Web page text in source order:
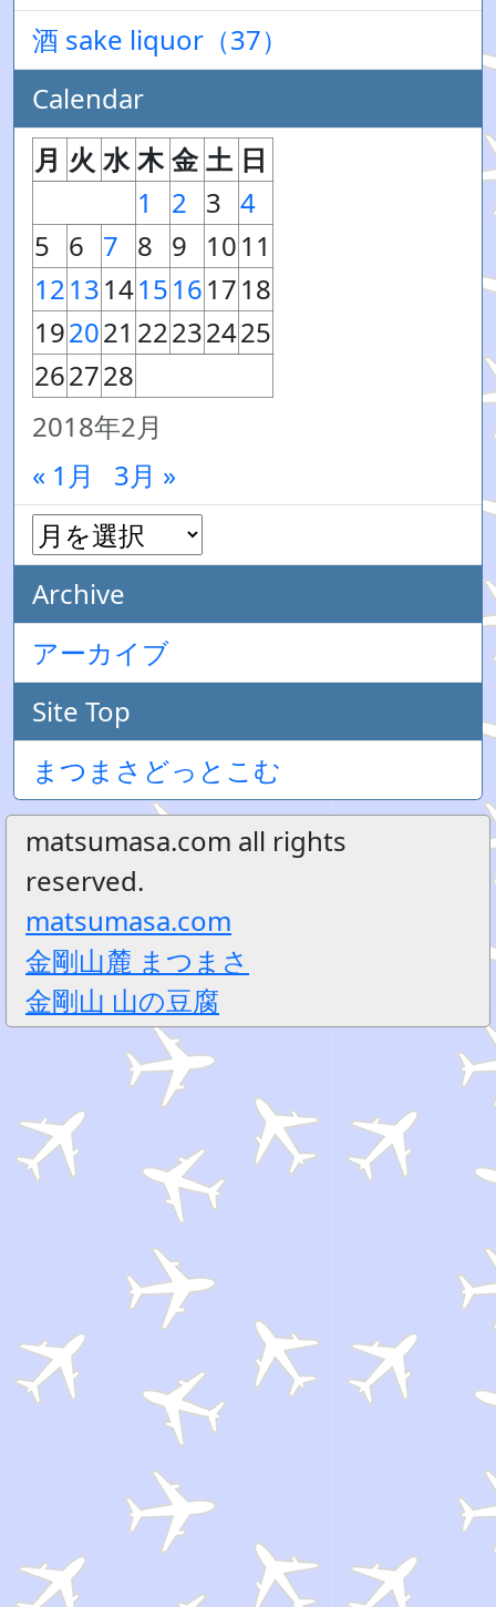
酒 sake liquor（37）
Calendar
2018年2月
月 火 水 木 金 土 日
1
2 3 4
5 6 7 8 9 1011
12131415161718
192021 22232425
262728
« 1月 3月 »
Archive
アーカイブ
Site Top
まつまさどっとこむ
matsumasa.com all rights
reserved.
matsumasa.com
金剛山麓 まつまさ
金剛山 山の豆腐